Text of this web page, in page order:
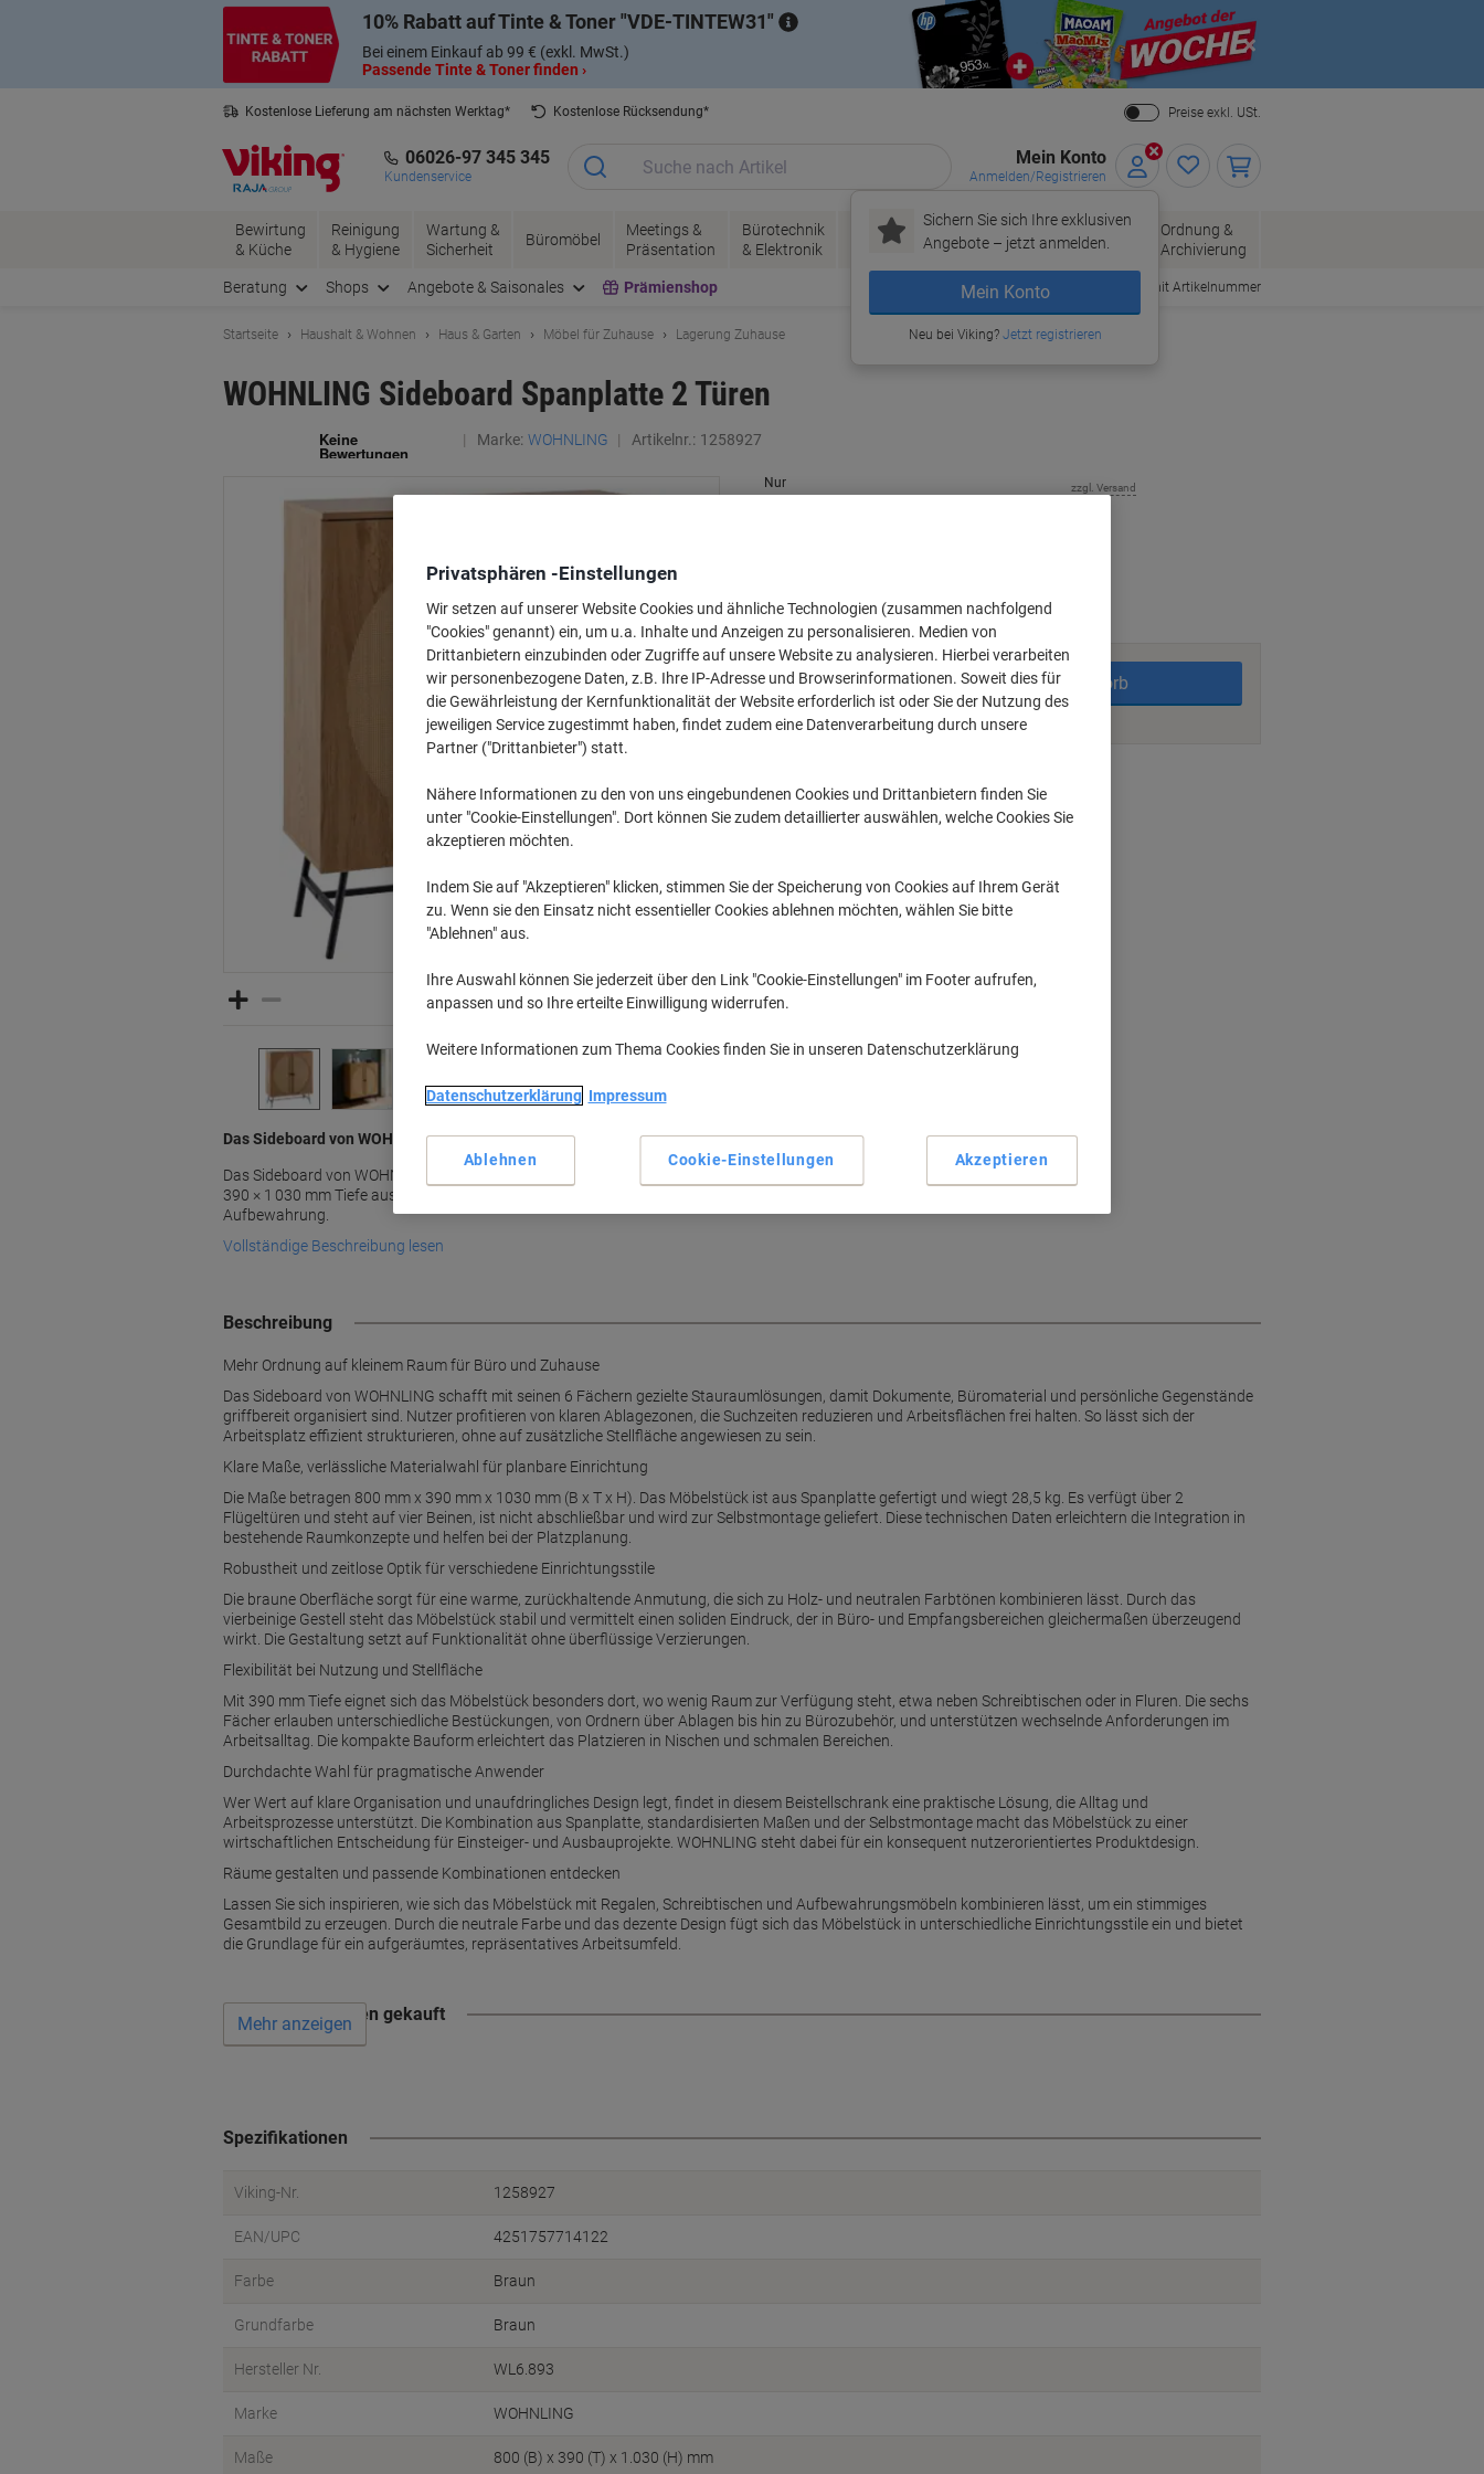
10% Rabatt auf Tinte & Toner VDE-TINTEW31
Bei einem Einkauf ab 99 € (exkl. MwSt.)
Passende Tinte & Toner finden ›
Close
Kostenlose Lieferung am nächsten Werktag*
Kostenlose Rücksendung*
Preise exkl. USt.
06026-97 345 345
Kundenservice
Mein Konto
Anmelden/Registrieren
Sichern Sie sich Ihre exklusiven
Angebote – jetzt anmelden.
Mein Konto
Neu bei Viking?Jetzt registrieren
Bewirtung
& Küche
Reinigung
& Hygiene
Wartung &
Sicherheit
Büromöbel
Meetings &
Präsentation
Bürotechnik
& Elektronik
Tinte &
Toner
Papier, Versand
& Pakete
Bürobedarf
Ordnung &
Archivierung
Beratung Shops Angebote & Saisonales Prämienshop Bestellen mit Artikelnummer
Startseite Haushalt & Wohnen Haus & Garten Möbel für Zuhause Lagerung Zuhause
WOHNLING Sideboard Spanplatte 2 Türen
Marke: WOHNLING Artikelnr.: 1258927
Das Sideboard von WOHNLING bietet praktische Aufbewahrung
Das Sideboard von WOHNLING mit zwei Türen, sechs Fächern und 800 ×
390 × 1 030 mm Tiefe aus brauner Spanplatte bietet praktische
Aufbewahrung.
Vollständige Beschreibung lesen
Nur zzgl. Versand
Versand durch Lieferanten
Menge
In den Warenkorb
Zu einer Liste
Beschreibung
Mehr Ordnung auf kleinem Raum für Büro und Zuhause
Das Sideboard von WOHNLING schafft mit seinen 6 Fächern gezielte Stauraumlösungen, damit Dokumente, Büromaterial und persönliche Gegenstände
griffbereit organisiert sind. Nutzer profitieren von klaren Ablagezonen, die Suchzeiten reduzieren und Arbeitsflächen frei halten. So lässt sich der
Arbeitsplatz effizient strukturieren, ohne auf zusätzliche Stellfläche angewiesen zu sein.
Klare Maße, verlässliche Materialwahl für planbare Einrichtung
Die Maße betragen 800 mm x 390 mm x 1030 mm (B x T x H). Das Möbelstück ist aus Spanplatte gefertigt und wiegt 28,5 kg. Es verfügt über 2
Flügeltüren und steht auf vier Beinen, ist nicht abschließbar und wird zur Selbstmontage geliefert. Diese technischen Daten erleichtern die Integration in
bestehende Raumkonzepte und helfen bei der Platzplanung.
Robustheit und zeitlose Optik für verschiedene Einrichtungsstile
Die braune Oberfläche sorgt für eine warme, zurückhaltende Anmutung, die sich zu Holz- und neutralen Farbtönen kombinieren lässt. Durch das
vierbeinige Gestell steht das Möbelstück stabil und vermittelt einen soliden Eindruck, der in Büro- und Empfangsbereichen gleichermaßen überzeugend
wirkt. Die Gestaltung setzt auf Funktionalität ohne überflüssige Verzierungen.
Flexibilität bei Nutzung und Stellfläche
Mit 390 mm Tiefe eignet sich das Möbelstück besonders dort, wo wenig Raum zur Verfügung steht, etwa neben Schreibtischen oder in Fluren. Die sechs
Fächer erlauben unterschiedliche Bestückungen, von Ordnern über Ablagen bis hin zu Bürozubehör, und unterstützen wechselnde Anforderungen im
Arbeitsalltag. Die kompakte Bauform erleichtert das Platzieren in Nischen und schmalen Bereichen.
Durchdachte Wahl für pragmatische Anwender
Wer Wert auf klare Organisation und unaufdringliches Design legt, findet in diesem Beistellschrank eine praktische Lösung, die Alltag und
Arbeitsprozesse unterstützt. Die Kombination aus Spanplatte, standardisierten Maßen und der Selbstmontage macht das Möbelstück zu einer
wirtschaftlichen Entscheidung für Einsteiger- und Ausbauprojekte. WOHNLING steht dabei für ein konsequent nutzerorientiertes Produktdesign.
Räume gestalten und passende Kombinationen entdecken
Lassen Sie sich inspirieren, wie sich das Möbelstück mit Regalen, Schreibtischen und Aufbewahrungsmöbeln kombinieren lässt, um ein stimmiges
Gesamtbild zu erzeugen. Durch die neutrale Farbe und das dezente Design fügt sich das Möbelstück in unterschiedliche Einrichtungsstile ein und bietet
die Grundlage für ein aufgeräumtes, repräsentatives Arbeitsumfeld.
Wird oft zusammen gekauft
Mehr anzeigen
Spezifikationen
Viking-Nr. 1258927
EAN/UPC 4251757714122
Farbe Braun
Grundfarbe Braun
Hersteller Nr. WL6.893
Marke WOHNLING
Maße 800 (B) x 390 (T) x 1.030 (H) mm
Privatsphären -Einstellungen
Wir setzen auf unserer Website Cookies und ähnliche Technologien (zusammen nachfolgend
"Cookies" genannt) ein, um u.a. Inhalte und Anzeigen zu personalisieren. Medien von
Drittanbietern einzubinden oder Zugriffe auf unsere Website zu analysieren. Hierbei verarbeiten
wir personenbezogene Daten, z.B. Ihre IP-Adresse und Browserinformationen. Soweit dies für
die Gewährleistung der Kernfunktionalität der Website erforderlich ist oder Sie der Nutzung des
jeweiligen Service zugestimmt haben, findet zudem eine Datenverarbeitung durch unsere
Partner ("Drittanbieter") statt.
Nähere Informationen zu den von uns eingebundenen Cookies und Drittanbietern finden Sie
unter "Cookie-Einstellungen". Dort können Sie zudem detaillierter auswählen, welche Cookies Sie
akzeptieren möchten.
Indem Sie auf "Akzeptieren" klicken, stimmen Sie der Speicherung von Cookies auf Ihrem Gerät
zu. Wenn sie den Einsatz nicht essentieller Cookies ablehnen möchten, wählen Sie bitte
"Ablehnen" aus.
Ihre Auswahl können Sie jederzeit über den Link "Cookie-Einstellungen" im Footer aufrufen,
anpassen und so Ihre erteilte Einwilligung widerrufen.
Weitere Informationen zum Thema Cookies finden Sie in unseren Datenschutzerklärung
Datenschutzerklärung Impressum
Cookie-Einstellungen
Ablehnen Akzeptieren